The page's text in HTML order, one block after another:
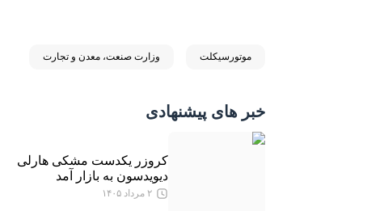
موتورسیکلت وزارت صنعت، معدن و تجارت
خبر های پیشنهادی
کروزر یکدست مشکی هارلی
دیویدسون به بازار آمد
۲ مرداد ۱۴۰۵